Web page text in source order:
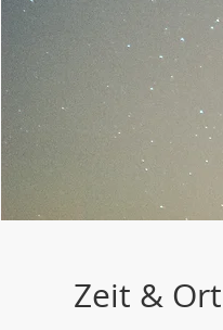
Zeit & Ort